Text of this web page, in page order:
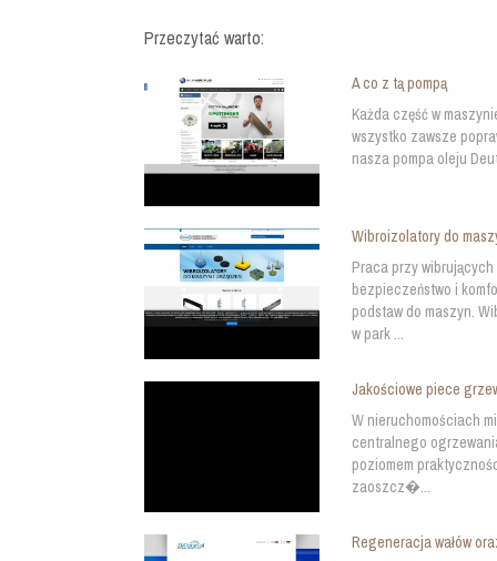
Przeczytać warto:
A co z tą pompą
Każda część w
wszystko zawsze
nasza pompa oleju
Wibroizolatory do
Praca przy
bezpieczeństwo i
podstaw do maszyn.
w park ...
Jakościowe piece
W nieruchomościach
centralnego
poziomem
zaoszcz�...
Regeneracja wałów